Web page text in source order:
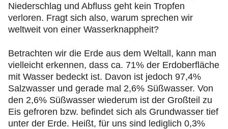
Niederschlag und Abfluss geht kein Tropfen
verloren. Fragt sich also, warum sprechen wir
weltweit von einer Wasserknappheit?
Betrachten wir die Erde aus dem Weltall, kann man
vielleicht erkennen, dass ca. 71% der Erdoberfläche
mit Wasser bedeckt ist. Davon ist jedoch 97,4%
Salzwasser und gerade mal 2,6% Süßwasser. Von
den 2,6% Süßwasser wiederum ist der Großteil zu
Eis gefroren bzw. befindet sich als Grundwasser tief
unter der Erde. Heißt, für uns sind lediglich 0,3%